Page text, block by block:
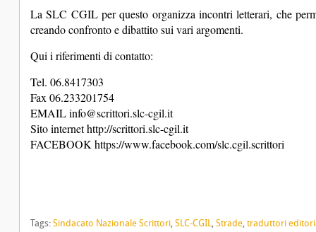
La SLC CGIL per questo organizza incontri letterari, che
creando confronto e dibattito sui vari argomenti.
Qui i riferimenti di contatto:
Tel. 06.8417303
Fax 06.233201754
EMAIL info@scrittori.slc-cgil.it
Sito internet http://scrittori.slc-cgil.it
FACEBOOK https://www.facebook.com/slc.cgil.scrittori
Tags: Sindacato Nazionale Scrittori, SLC-CGIL, Strade, traduttori